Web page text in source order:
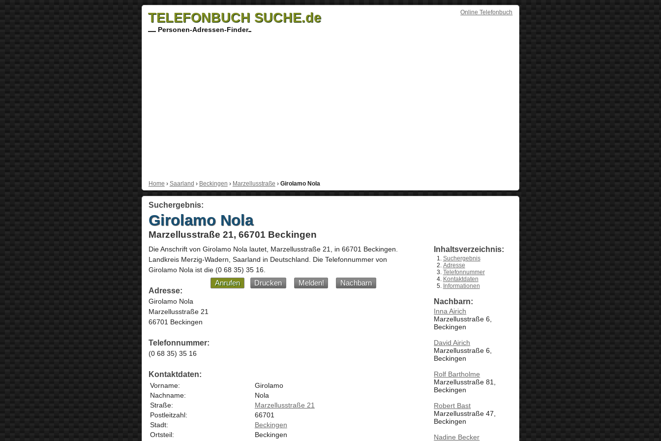
Online Telefonbuch
TELEFONBUCH SUCHE.de
Personen-Adressen-Finder
Home › Saarland › Beckingen › Marzellusstraße › Girolamo Nola
Suchergebnis:
Girolamo Nola
Marzellusstraße 21, 66701 Beckingen
Die Anschrift von Girolamo Nola lautet, Marzellusstraße 21 , in 66701 Beckingen
Landkreis Merzig-Wadern, Saarland in Deutschland
Die Telefonnummer von
Girolamo Nola ist die (0 68 35) 35 16
Anrufen Drucken Melden!
Nachbarn
Adresse:
Girolamo Nola
Marzellusstraße 21
66701 Beckingen
Telefonnummer:
(0 68 35) 35 16
Kontaktdaten:
Vorname:
Girolamo
Nachname:
Nola
Straße:
Marzellusstraße 21
Postleitzahl:
66701
Stadt:
Beckingen
Ortsteil:
Beckingen
Inhaltsverzeichnis:
Suchergebnis
Adresse
Telefonnummer
Kontaktdaten
Informationen
Nachbarn:
Inna Airich
Marzellusstraße 6,
Beckingen
David Airich
Marzellusstraße 6,
Beckingen
Rolf Bartholme
Marzellusstraße 81,
Beckingen
Robert Bast
Marzellusstraße 47,
Beckingen
Nadine Becker